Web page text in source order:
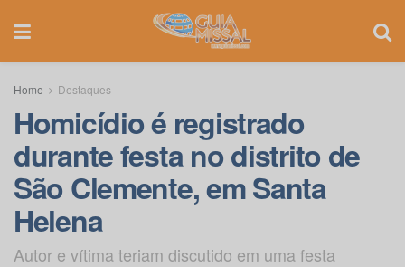
Home Destaques
Homicídio é registrado
durante festa no distrito de
São Clemente, em Santa
Helena
Autor e vítima teriam discutido em uma festa